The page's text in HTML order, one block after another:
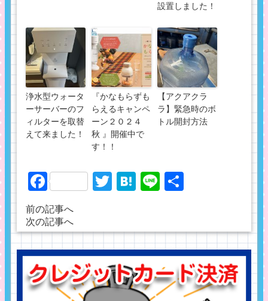
設置しました！
浄水型ウォータ
ーサーバーのフ
ィルターを取替
えて来ました！
『かなもらずも
らえるキャンペ
ーン２０２４
秋 』開催中で
す！！
【アクアクラ
ラ】緊急時のボ
トル開封方法
FacebookTwitter
Hatena
Line
前の記事へ
次の記事へ